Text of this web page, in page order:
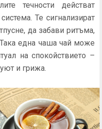
течности действат
Те сигнализират
да забави ритъма,
една чаша чай може
на спокойствието –
и грижа.